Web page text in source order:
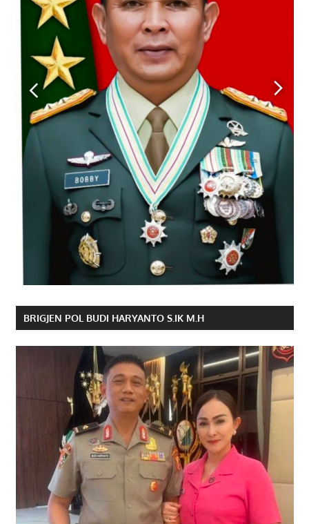
BRIGJEN POL BUDI HARYANTO S.IK M.H